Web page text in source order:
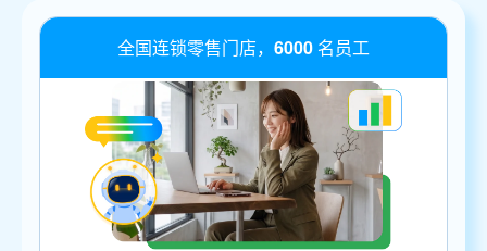
全国连锁零售门店，6000 名员工